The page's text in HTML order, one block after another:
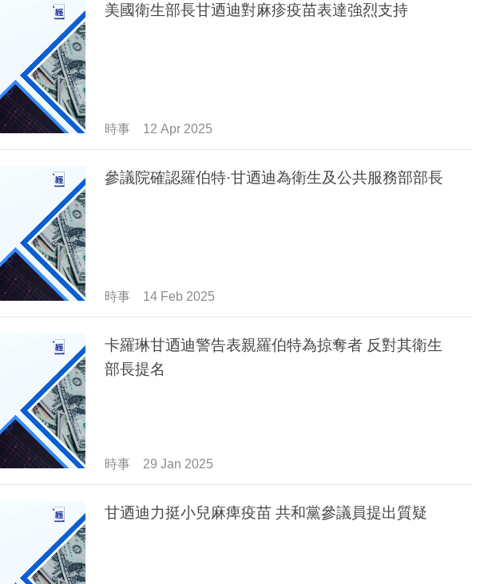
美國衛生部長甘迺迪對麻疹疫苗表達強烈支持
時事 12 Apr 2025
參議院確認羅伯特·甘迺迪為衛生及公共服務部部長
時事 14 Feb 2025
卡羅琳甘迺迪警告表親羅伯特為掠奪者 反對其衛生
部長提名
時事 29 Jan 2025
甘迺迪力挺小兒麻痺疫苗 共和黨參議員提出質疑